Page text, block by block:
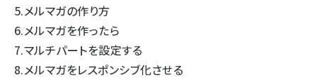
5.メルマガの作り方
6.メルマガを作ったら
7.マルチパートを設定する
8.メルマガをレスポンシブ化させる